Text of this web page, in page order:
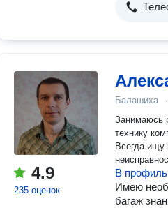
4.9
235 оценок
Балашиха ·
Занимаюсь
технику
Всегда ищу
В профиль
Имею
багаж